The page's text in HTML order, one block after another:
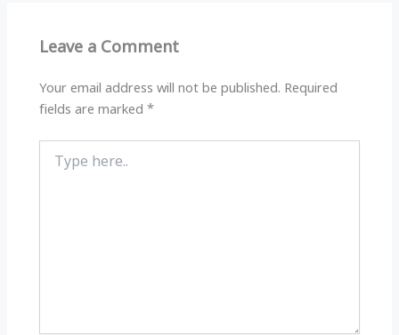
p m o
k
Leave a Comment
Your email address will not be published. Required
fields are marked*
here..